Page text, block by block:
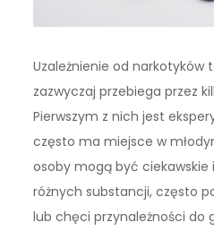
Uzależnienie od narkotyków
zazwyczaj przebiega przez
Pierwszym z nich jest
często ma miejsce w
osoby mogą być ciekawskie
różnych substancji, często
lub chęci przynależności do